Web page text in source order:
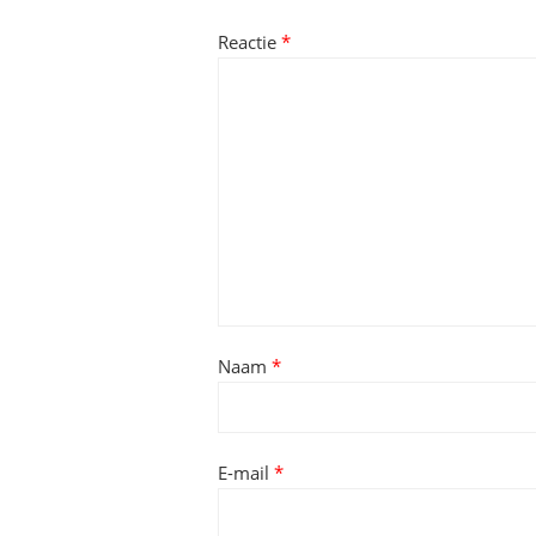
Reactie *
Naam *
E-mail *